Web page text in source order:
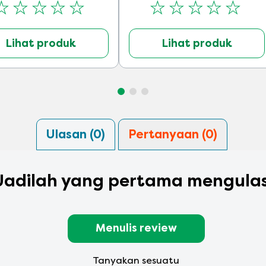
Tidak
ada
peringkat
yang
dikirimkan
Lihat produk
Tidak
ada
peringkat
yang
dikirimkan
Lihat produk
Ulasan (0) Pertanyaan (0)
yang pertama
Menulis review
Tanyakan sesuatu